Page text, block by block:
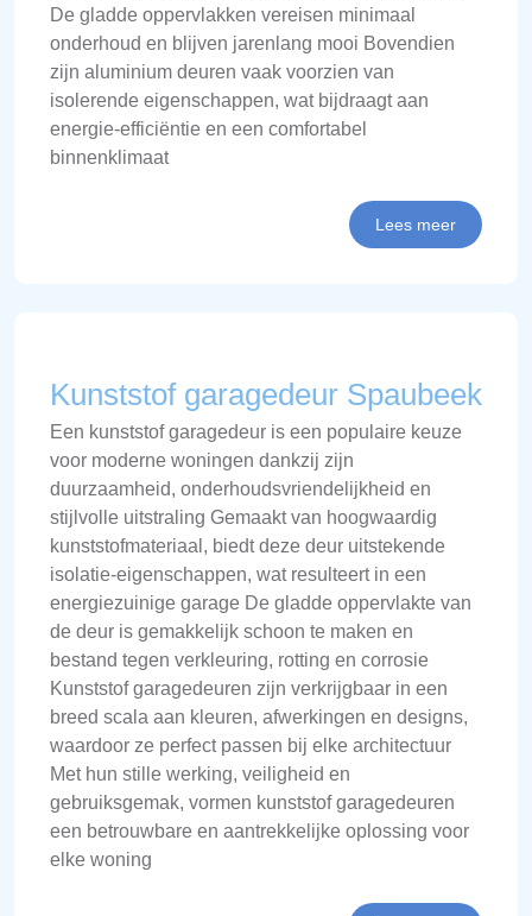
De gladde oppervlakken vereisen minimaal
onderhoud en blijven jarenlang mooi Bovendien
zijn aluminium deuren vaak voorzien van
isolerende eigenschappen, wat bijdraagt aan
energie-efficiëntie en een comfortabel
binnenklimaat
Lees meer
Kunststof garagedeur Spaubeek
Een kunststof garagedeur is een populaire keuze
voor moderne woningen dankzij zijn
duurzaamheid, onderhoudsvriendelijkheid en
stijlvolle uitstraling Gemaakt van hoogwaardig
kunststofmateriaal, biedt deze deur uitstekende
isolatie-eigenschappen, wat resulteert in een
energiezuinige garage De gladde oppervlakte van
de deur is gemakkelijk schoon te maken en
bestand tegen verkleuring, rotting en corrosie
Kunststof garagedeuren zijn verkrijgbaar in een
breed scala aan kleuren, afwerkingen en designs,
waardoor ze perfect passen bij elke architectuur
Met hun stille werking, veiligheid en
gebruiksgemak, vormen kunststof garagedeuren
een betrouwbare en aantrekkelijke oplossing voor
elke woning